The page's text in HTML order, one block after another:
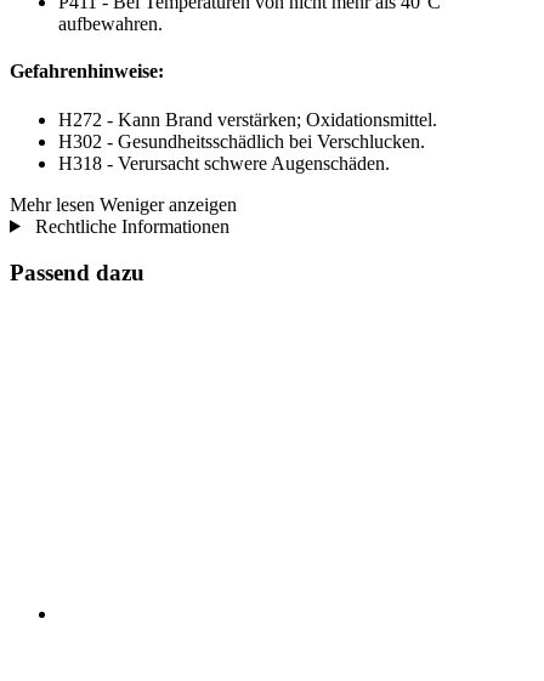
aufbewahren.
Gefahrenhinweise:
H272 - Kann Brand verstärken; Oxidationsmittel.
H302 - Gesundheitsschädlich bei Verschlucken.
H318 - Verursacht schwere Augenschäden.
Mehr lesen Weniger anzeigen
Rechtliche Informationen
Passend dazu